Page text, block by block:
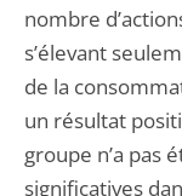
nombre
s’élevant
de la
un résultat
groupe n’a pas
significatives